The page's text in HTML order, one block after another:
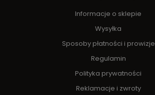
Informacje o sklepie
Wysyłka
Sposoby płatności i prowizje
Regulamin
Polityka prywatności
Reklamacje i zwroty